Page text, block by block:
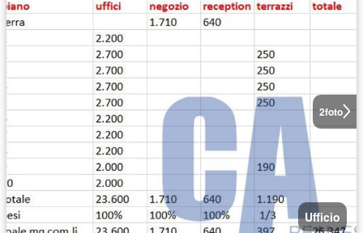
2foto
Ufficio